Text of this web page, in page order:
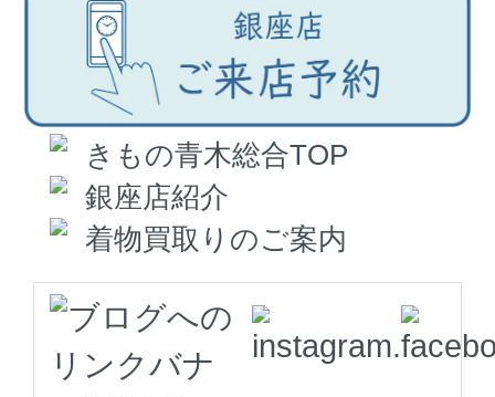
きもの青木総合TOP
銀座店紹介
着物買取りのご案内